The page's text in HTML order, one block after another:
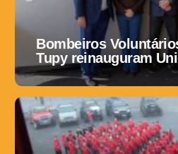
Bombeiros
Tupy reinauguram